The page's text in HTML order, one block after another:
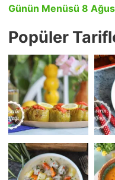
Günün Menüsü 8
Popüler